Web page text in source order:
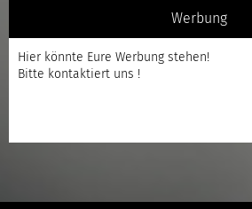
Werbung
Hier könnte Eure Werbung stehen!
Bitte kontaktiert uns !